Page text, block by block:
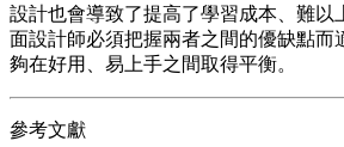
設計也會導致了提高了學習成本、難以
面設計師必須把握兩者之間的優缺點而
夠在好用、易上手之間取得平衡。
參考文獻